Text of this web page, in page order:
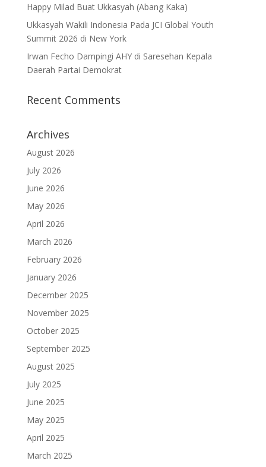
Happy Milad Buat Ukkasyah (Abang Kaka)
Ukkasyah Wakili Indonesia Pada JCI Global Youth
Summit 2026 di New York
Irwan Fecho Dampingi AHY di Saresehan Kepala
Daerah Partai Demokrat
Recent Comments
Archives
August 2026
July 2026
June 2026
May 2026
April 2026
March 2026
February 2026
January 2026
December 2025
November 2025
October 2025
September 2025
August 2025
July 2025
June 2025
May 2025
April 2025
March 2025